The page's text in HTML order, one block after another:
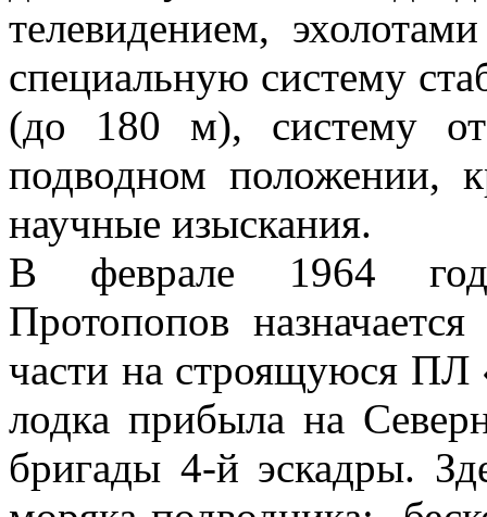
телевидением,
специальную систему
(до 180 м), систему
подводном положении,
научные изыскания.
В феврале 1964
Протопопов
части на строящуюся ПЛ
лодка прибыла на
бригады 4-й эскадры.